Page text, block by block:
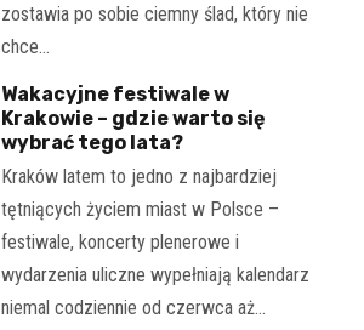
zostawia po sobie ciemny ślad, który nie
chce…
Wakacyjne festiwale w
Krakowie – gdzie warto się
wybrać tego lata?
Kraków latem to jedno z najbardziej
tętniących życiem miast w Polsce –
festiwale, koncerty plenerowe i
wydarzenia uliczne wypełniają kalendarz
niemal codziennie od czerwca aż…